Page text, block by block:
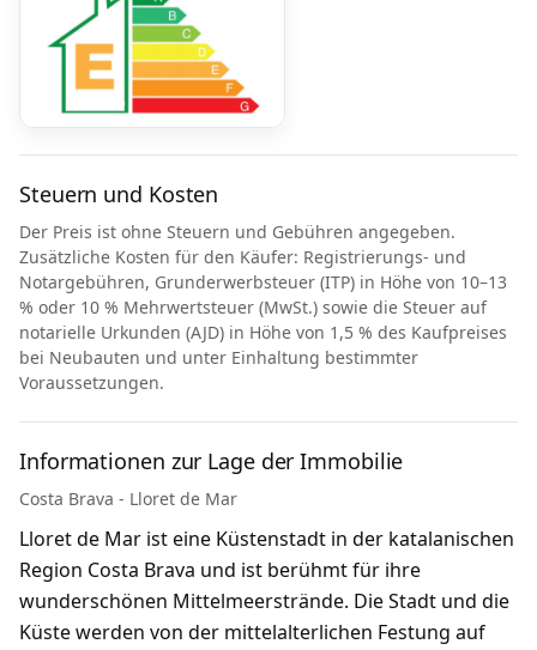
Steuern und Kosten
Der Preis ist ohne Steuern und Gebühren angegeben.
Zusätzliche Kosten für den Käufer: Registrierungs- und
Notargebühren, Grunderwerbsteuer (ITP) in Höhe von 10–13
% oder 10 % Mehrwertsteuer (MwSt.) sowie die Steuer auf
notarielle Urkunden (AJD) in Höhe von 1,5 % des Kaufpreises
bei Neubauten und unter Einhaltung bestimmter
Voraussetzungen.
Informationen zur Lage der Immobilie
Costa Brava - Lloret de Mar
Lloret de Mar ist eine Küstenstadt in der katalanischen
Region Costa Brava und ist berühmt für ihre
wunderschönen Mittelmeerstrände. Die Stadt und die
Küste werden von der mittelalterlichen Festung auf